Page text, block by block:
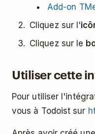
Add-on
Cliquez sur l'
Cliquez sur le
Utiliser cette
Pour utiliser
vous à Todoist sur